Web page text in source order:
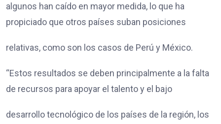
algunos han caído en mayor medida, lo que ha
propiciado que otros países suban posiciones
relativas, como son los casos de Perú y México.
“Estos resultados se deben principalmente a la falta
de recursos para apoyar el talento y el bajo
desarrollo tecnológico de los países de la región, los